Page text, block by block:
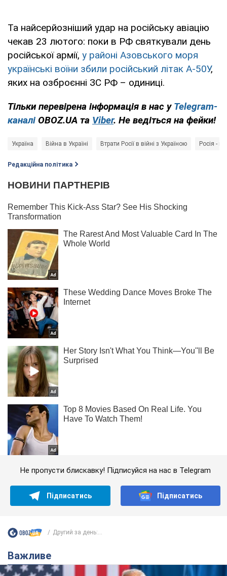
Та найсерйозніший удар на російську авіацію
чекав 23 лютого: поки в РФ святкували день
російської армії, у районі Азовського моря
українські воїни збили російський літак А-50У,
яких на озброєнні ЗС РФ – одиниці.
Тільки перевірена інформація в нас у Telegram-
каналі OBOZ.UA та Viber. Не ведіться на фейки!
Україна Війна в Україні Втрати Росії в війні з Україною Росія -
Редакційна політика
Не пропусти блискавку! Підписуйся на нас в Telegram
Підписатись Підписатись
Другий за день:...
Важливе